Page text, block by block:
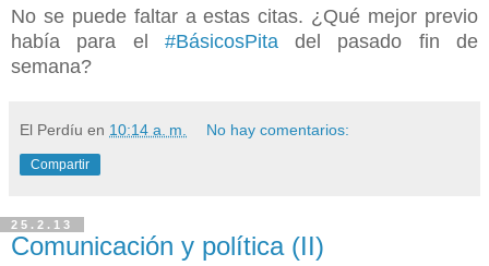
No se puede faltar a estas citas. ¿Qué mejor previo
había para el #BásicosPitadel pasado fin de
semana?
El Perdíu en 10:14 a. m. No hay comentarios:
Compartir
25.2.13
Comunicación y política (II)